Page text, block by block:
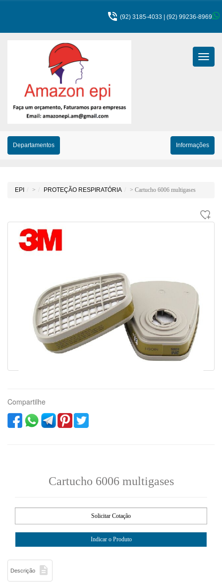
 (92) 3185-4033 | (92) 99236-8969
Menu
Departamentos Informações
EPI > PROTEÇÃO RESPIRATÓRIA > Cartucho 6006 multigases
Compartilhe
Cartucho 6006 multigases
Descrição 